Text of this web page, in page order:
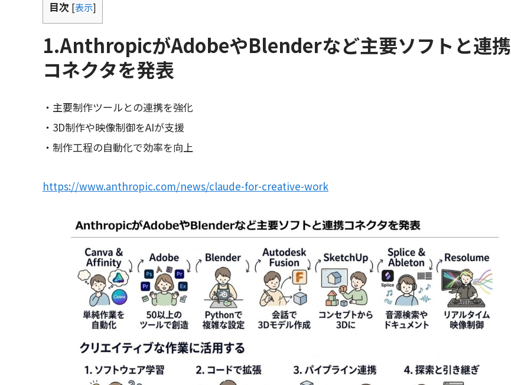
目次 [表示]
1.AnthropicがAdobeやBlenderなど主要ソフトと連携
コネクタを発表
・主要制作ツールとの連携を強化
・3D制作や映像制御をAIが支援
・制作工程の自動化で効率を向上
https://www.anthropic.com/news/claude-for-creative-work